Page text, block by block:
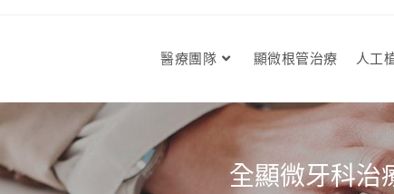
醫療團隊 顯微根管治療 人工
全顯微牙科治